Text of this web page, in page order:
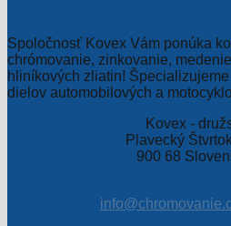
Spoločnosť Kovex Vám ponúka
chrómovanie, zinkovanie,
hliníkových zliatin!
dielov automobilových a
Kovex -
Plavecký
900 68